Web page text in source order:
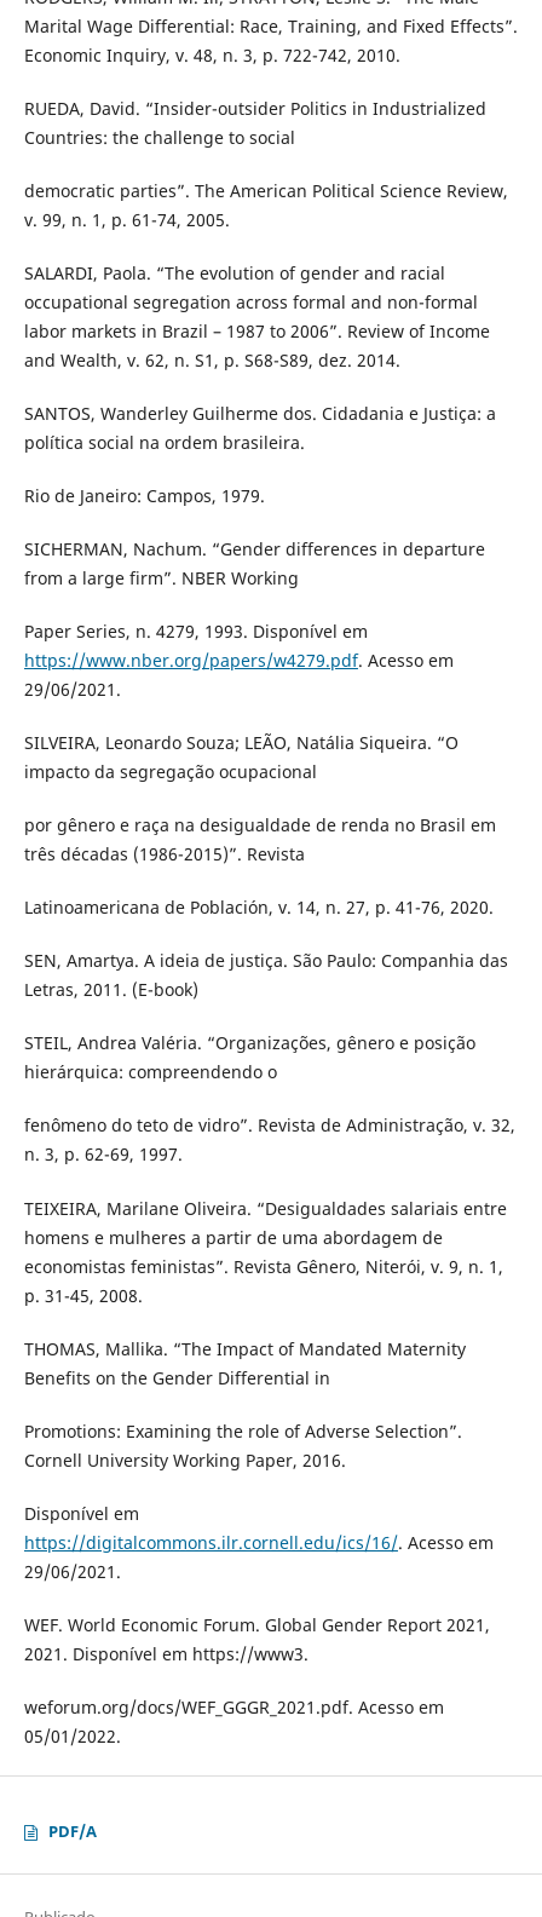
Marital Wage Differential: Race, Training, and Fixed Effects”.
Economic Inquiry, v. 48, n. 3, p. 722-742, 2010.
RUEDA, David. “Insider-outsider Politics in Industrialized
Countries: the challenge to social
democratic parties”. The American Political Science Review,
v. 99, n. 1, p. 61-74, 2005.
SALARDI, Paola. “The evolution of gender and racial
occupational segregation across formal and non-formal
labor markets in Brazil – 1987 to 2006”. Review of Income
and Wealth, v. 62, n. S1, p. S68-S89, dez. 2014.
SANTOS, Wanderley Guilherme dos. Cidadania e Justiça: a
política social na ordem brasileira.
Rio de Janeiro: Campos, 1979.
SICHERMAN, Nachum. “Gender differences in departure
from a large firm”. NBER Working
Paper Series, n. 4279, 1993. Disponível em
https://www.nber.org/papers/w4279.pdf. Acesso em
29/06/2021.
SILVEIRA, Leonardo Souza; LEÃO, Natália Siqueira. “O
impacto da segregação ocupacional
por gênero e raça na desigualdade de renda no Brasil em
três décadas (1986-2015)”. Revista
Latinoamericana de Población, v. 14, n. 27, p. 41-76, 2020.
SEN, Amartya. A ideia de justiça. São Paulo: Companhia das
Letras, 2011. (E-book)
STEIL, Andrea Valéria. “Organizações, gênero e posição
hierárquica: compreendendo o
fenômeno do teto de vidro”. Revista de Administração, v. 32,
n. 3, p. 62-69, 1997.
TEIXEIRA, Marilane Oliveira. “Desigualdades salariais entre
homens e mulheres a partir de uma abordagem de
economistas feministas”. Revista Gênero, Niterói, v. 9, n. 1,
p. 31-45, 2008.
THOMAS, Mallika. “The Impact of Mandated Maternity
Benefits on the Gender Differential in
Promotions: Examining the role of Adverse Selection”.
Cornell University Working Paper, 2016.
Disponível em
https://digitalcommons.ilr.cornell.edu/ics/16/. Acesso em
29/06/2021.
WEF. World Economic Forum. Global Gender Report 2021,
2021. Disponível em https://www3.
weforum.org/docs/WEF_GGGR_2021.pdf. Acesso em
05/01/2022.
PDF/A